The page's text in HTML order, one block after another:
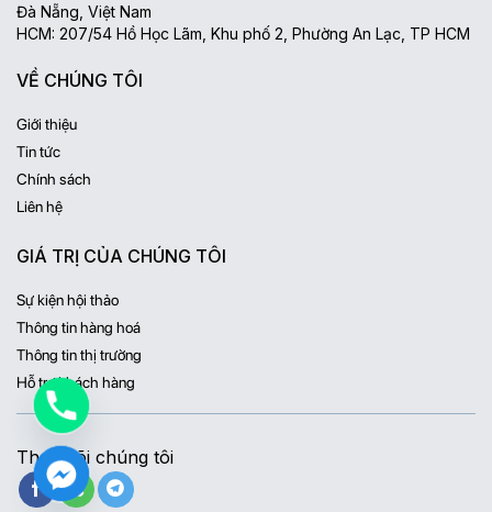
Đà Nẵng, Việt Nam
HCM: 207/54 Hồ Học Lãm, Khu phố 2, Phường An Lạc, TP HCM
VỀ CHÚNG TÔI
Giới thiệu
Tin tức
Chính sách
Liên hệ
GIÁ TRỊ CỦA CHÚNG TÔI
Sự kiện hội thảo
Thông tin hàng hoá
Thông tin thị trường
Hỗ trợ khách hàng
Theo dõi chúng tôi